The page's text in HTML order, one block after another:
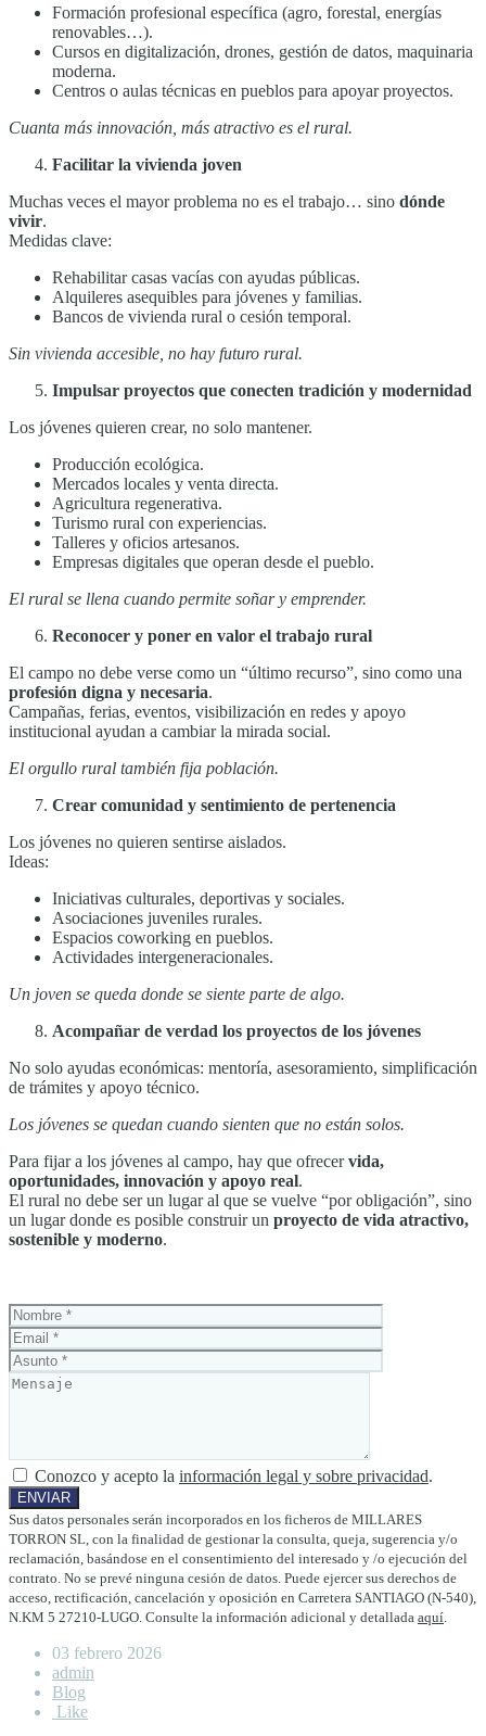
Formación profesional específica (agro, forestal, energías
renovables…).
Cursos en digitalización, drones, gestión de datos, maquinaria
moderna.
Centros o aulas técnicas en pueblos para apoyar proyectos.
Cuanta más innovación, más atractivo es el rural.
Facilitar la vivienda joven
Muchas veces el mayor problema no es el trabajo… sino dónde
vivir.
Medidas clave:
Rehabilitar casas vacías con ayudas públicas.
Alquileres asequibles para jóvenes y familias.
Bancos de vivienda rural o cesión temporal.
Sin vivienda accesible, no hay futuro rural.
Impulsar proyectos que conecten tradición y modernidad
Los jóvenes quieren crear, no solo mantener.
Producción ecológica.
Mercados locales y venta directa.
Agricultura regenerativa.
Turismo rural con experiencias.
Talleres y oficios artesanos.
Empresas digitales que operan desde el pueblo.
El rural se llena cuando permite soñar y emprender.
Reconocer y poner en valor el trabajo rural
El campo no debe verse como un “último recurso”, sino como una
profesión digna y necesaria.
Campañas, ferias, eventos, visibilización en redes y apoyo
institucional ayudan a cambiar la mirada social.
El orgullo rural también fija población.
Crear comunidad y sentimiento de pertenencia
Los jóvenes no quieren sentirse aislados.
Ideas:
Iniciativas culturales, deportivas y sociales.
Asociaciones juveniles rurales.
Espacios coworking en pueblos.
Actividades intergeneracionales.
Un joven se queda donde se siente parte de algo.
Acompañar de verdad los proyectos de los jóvenes
No solo ayudas económicas: mentoría, asesoramiento, simplificación
de trámites y apoyo técnico.
Los jóvenes se quedan cuando sienten que no están solos.
Para fijar a los jóvenes al campo, hay que ofrecervida,
oportunidades, innovación y apoyo real.
El rural no debe ser un lugar al que se vuelve “por obligación”, sino
un lugar donde es posible construir un proyecto de vida atractivo,
sostenible y moderno.
Conozco y acepto la información legal y sobre privacidad.
Sus datos personales serán incorporados en los ficheros de MILLARES
TORRON SL, con la finalidad de gestionar la consulta, queja, sugerencia y/o
reclamación, basándose en el consentimiento del interesado y /o ejecución del
contrato. No se prevé ninguna cesión de datos. Puede ejercer sus derechos de
acceso, rectificación, cancelación y oposición en Carretera SANTIAGO (N-540),
N.KM 5 27210-LUGO. Consulte la información adicional y detallada aquí.
03 febrero 2026
admin
Blog
Like